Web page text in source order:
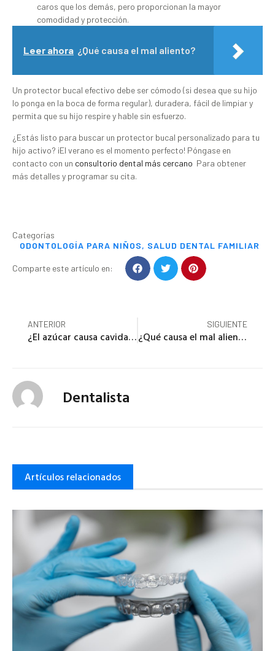
caros que los demás, pero proporcionan la mayor
comodidad y protección.
Leer ahora ¿Qué causa el mal aliento?
Un protector bucal efectivo debe ser cómodo (si desea que su hijo
lo ponga en la boca de forma regular), duradera, fácil de limpiar y
permita que su hijo respire y hable sin esfuerzo.
¿Estás listo para buscar un protector bucal personalizado para tu
hijo activo? ¡El verano es el momento perfecto! Póngase en
contacto con un consultorio dental más cercano Para obtener
más detalles y programar su cita.
Categorías
ODONTOLOGÍA PARA NIÑOS, SALUD DENTAL FAMILIAR
Comparte este artículo en:
ANTERIOR
¿El azúcar causa cavidades?
SIGUIENTE
¿Qué causa el mal aliento?
Dentalista
Artículos relacionados